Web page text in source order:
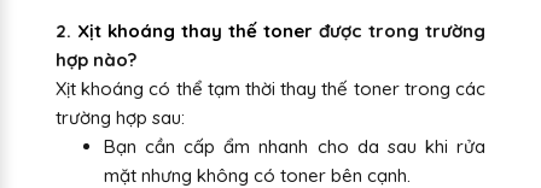
2. Xịt khoáng thay thế toner được trong trường
hợp nào?
Xịt khoáng có thể tạm thời thay thế toner trong các
trường hợp sau:
Bạn cần cấp ẩm nhanh cho da sau khi rửa
mặt nhưng không có toner bên cạnh.